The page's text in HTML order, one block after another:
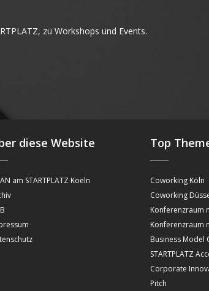
zu Workshops und Events.
diese Website
am STARTPLATZ Koeln
Top
Coworking Köln
Coworking
Konferenzraum
Konferenzraum
Business Model
STARTPLATZ
Corporate
Pitch